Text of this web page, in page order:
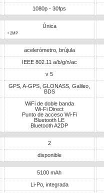
1080p - 30fps
Única
• 2MP
acelerómetro, brújula
IEEE 802.11 a/b/g/n/ac
v 5
GPS, A-GPS, GLONASS, Galileo,
BDS
WiFi de doble banda
Wi-Fi Direct
Punto de acceso Wi-Fi
Bluetooth LE
Bluetooth A2DP
2
disponible
5100 mAh
Li-Po, integrada